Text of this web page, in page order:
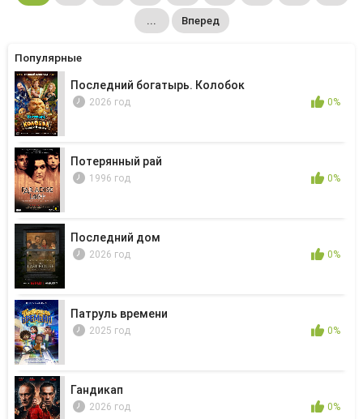
Популярные
Последний богатырь. Колобок
2026 год 0%
Потерянный рай
1996 год 0%
Последний дом
2026 год 0%
Патруль времени
2025 год 0%
Гандикап
2026 год 0%
... Вперед